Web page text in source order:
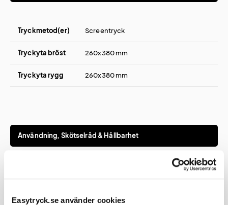
Easytryck.se använder cookies
Tryckmetod(er) Screentryck
Tryckyta bröst 260x380 mm
Tryckyta rygg 260x380 mm
Användning, Skötselråd & Hållbarhet
kläder
screentryckta kläder för optimal